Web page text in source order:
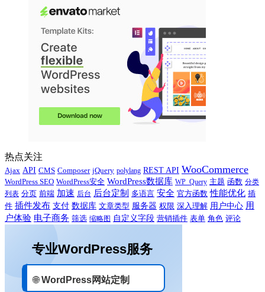
热点关注
Ajax API CMS Composer jQuery polylang REST API WooCommerce
WordPress SEO WordPress安全 WordPress数据库 WP_Query 主题 函数 分类
列表 分页 前端 加速 后台 后台定制 多语言 安全 官方函数 性能优化 插
件 插件发布 支付 数据库 文章类型 服务器 权限 深入理解 用户中心 用
户体验 电子商务 筛选 缩略图 自定义字段 营销插件 表单 角色 评论